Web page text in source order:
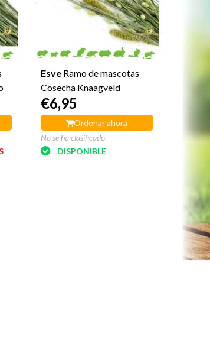
Esve Ramo de mascotas
Cosecha Knaagveld
€6,95
Ordenar ahora
No se ha clasificado
DISPONIBLE